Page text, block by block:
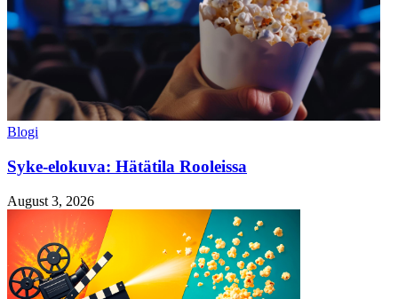
Blogi
Syke-elokuva: Hätätila Rooleissa
August 3, 2026